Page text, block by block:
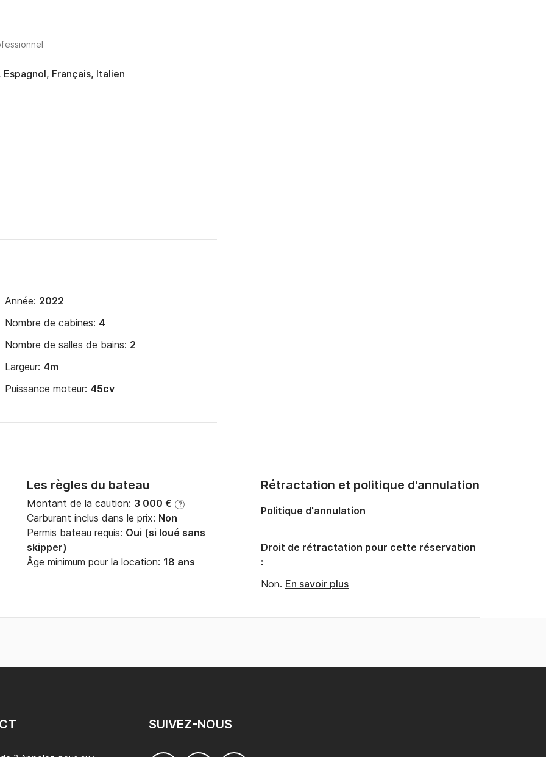
Français, Italien
Année: 2022
Nombre de cabines: 4
Nombre de salles de bains: 2
Largeur: 4m
Puissance moteur: 45cv
Les règles du bateau
Montant de la caution: 3 000 € ?
Carburant inclus dans le prix: Non
Permis bateau requis: Oui (si loué sans
skipper)
Âge minimum pour la location: 18 ans
Rétractation et politique d'annulation
Politique d'annulation
Droit de rétractation pour cette réservation
:
Non. En savoir plus
SUIVEZ-NOUS